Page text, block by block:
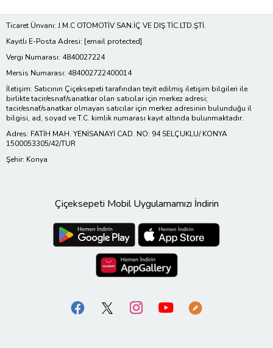
Ticaret Ünvanı: J.M.C OTOMOTİV SAN.İÇ VE DIŞ TİC.LTD.ŞTİ.
Kayıtlı E-Posta Adresi: [email protected]
Vergi Numarası: 4840027224
Mersis Numarası: 484002722400014
İletişim: Satıcının Çiçeksepeti tarafından teyit edilmiş iletişim bilgileri ile
birlikte tacir/esnaf/sanatkar olan satıcılar için merkez adresi;
tacir/esnaf/sanatkar olmayan satıcılar için merkez adresinin bulunduğu il
bilgisi, ad, soyad ve T.C. kimlik numarası kayıt altında bulunmaktadır.
Adres: FATİH MAH. YENİSANAYİ CAD. NO: 94 SELÇUKLU/ KONYA
1500053305/42/TUR
Şehir: Konya
Çiçeksepeti Mobil Uygulamamızı İndirin